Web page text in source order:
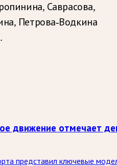
Саврасова,
Петрова-Водкина
движение отмечает
представил ключевые